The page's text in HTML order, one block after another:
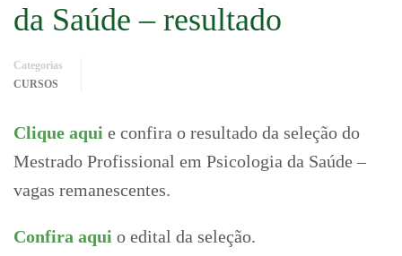
da Saúde – resultado
Categorias
CURSOS
Clique aqui e confira o resultado da seleção do
Mestrado Profissional em Psicologia da Saúde –
vagas remanescentes.
Confira aqui o edital da seleção.